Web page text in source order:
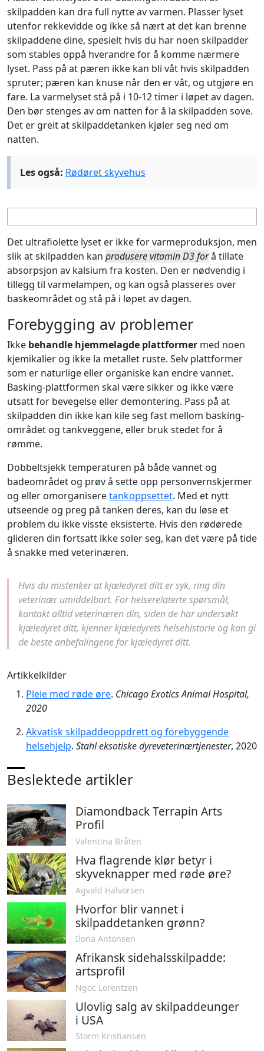
skilpadden kan dra full nytte av varmen. Plasser lyset
utenfor rekkevidde og ikke så nært at det kan brenne
skilpaddene dine, spesielt hvis du har noen skilpadder
som stables oppå hverandre for å komme nærmere
lyset. Pass på at pæren ikke kan bli våt hvis skilpadden
spruter; pæren kan knuse når den er våt, og utgjøre en
fare. La varmelyset stå på i 10-12 timer i løpet av dagen.
Den bør stenges av om natten for å la skilpadden sove.
Det er greit at skilpaddetanken kjøler seg ned om
natten.
Les også: Rødøret skyvehus
Det ultrafiolette lyset er ikke for varmeproduksjon, men
slik at skilpadden kan produsere vitamin D3 forå tillate
absorpsjon av kalsium fra kosten. Den er nødvendig i
tillegg til varmelampen, og kan også plasseres over
baskeområdet og stå på i løpet av dagen.
Forebygging av problemer
Ikke behandle hjemmelagde plattformer med noen
kjemikalier og ikke la metallet ruste. Selv plattformer
som er naturlige eller organiske kan endre vannet.
Basking-plattformen skal være sikker og ikke være
utsatt for bevegelse eller demontering. Pass på at
skilpadden din ikke kan kile seg fast mellom basking-
området og tankveggene, eller bruk stedet for å
rømme.
Dobbeltsjekk temperaturen på både vannet og
badeområdet og prøv å sette opp personvernskjermer
og eller omorganiseretankoppsettet. Med et nytt
utseende og preg på tanken deres, kan du løse et
problem du ikke visste eksisterte. Hvis den rødørede
glideren din fortsatt ikke soler seg, kan det være på tide
å snakke med veterinæren.
Hvis du mistenker at kjæledyret ditt er syk, ring din
veterinær umiddelbart. For helserelaterte spørsmål,
kontakt alltid veterinæren din, siden de har undersøkt
kjæledyret ditt, kjenner kjæledyrets helsehistorie og kan gi
de beste anbefalingene for kjæledyret ditt.
Artikkelkilder
Pleie med røde øre. Chicago Exotics Animal Hospital,
2020
Akvatisk skilpaddeoppdrett og forebyggende
helsehjelp. Stahl eksotiske dyreveterinærtjenester, 2020
Beslektede artikler
Diamondback Terrapin Arts
Profil
Valentina Bråten
Hva flagrende klør betyr i
skyveknapper med røde øre?
Agvald Halvorsen
Hvorfor blir vannet i
skilpaddetanken grønn?
Ilona Antonsen
Afrikansk sidehalsskilpadde:
artsprofil
Ngoc Lorentzen
Ulovlig salg av skilpaddeunger
i USA
Storm Kristiansen